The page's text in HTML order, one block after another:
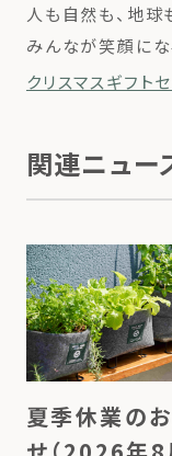
人も自然も、地球
みんなが笑顔にな
クリスマスギフト
関連ニュー
夏季休業の